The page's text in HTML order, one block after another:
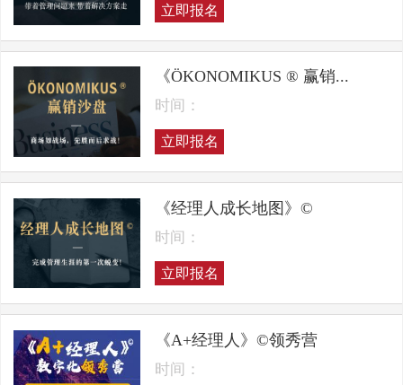
立即报名
《ÖKONOMIKUS ® 赢销...
时间：
立即报名
《经理人成长地图》©
时间：
立即报名
《A+经理人》©领秀营
时间：